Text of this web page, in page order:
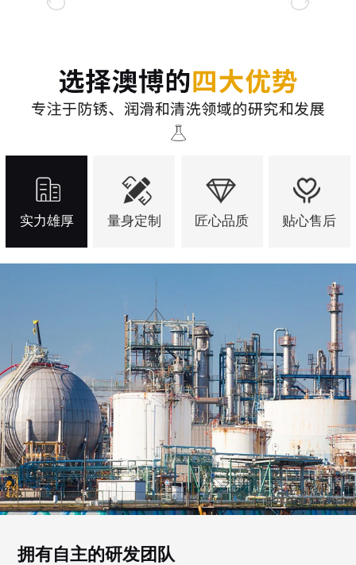
实力雄厚 量身定制 匠心品质 贴心售后
拥有自主的研发团队